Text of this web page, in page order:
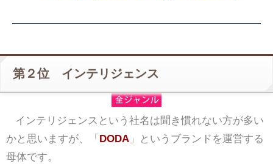
第２位 インテリジェンス
インテリジェンスという社名は聞き慣れない方が多い
かと思いますが、「 DODA」というブランドを運営する
母体です。